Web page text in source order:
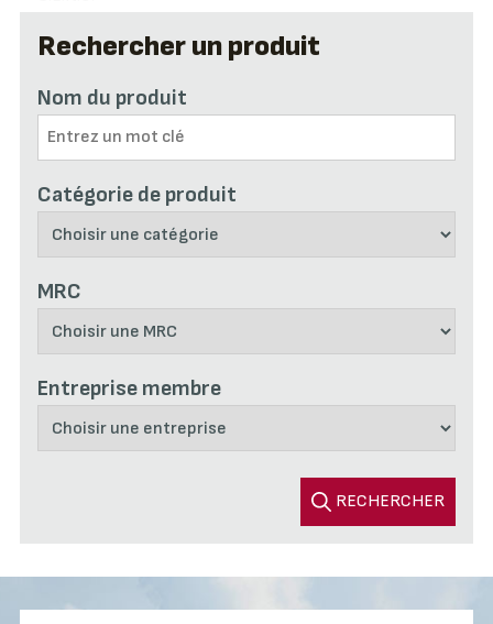
Rechercher un produit
Nom du produit
Catégorie de produit
MRC
Entreprise membre
RECHERCHER